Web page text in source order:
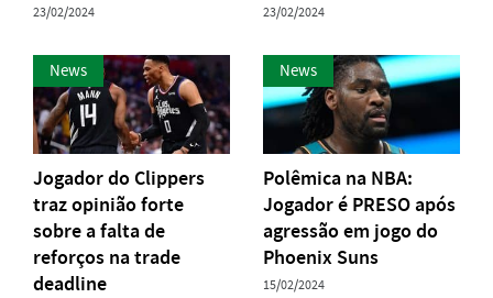
23/02/2024 23/02/2024
News
Jogador do Clippers
traz opinião forte
sobre a falta de
reforços na trade
deadline
News
Polêmica na NBA:
Jogador é PRESO após
agressão em jogo do
Phoenix Suns
15/02/2024